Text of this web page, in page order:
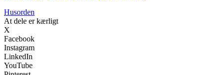
Husorden
At dele er kærligt
X
Facebook
Instagram
LinkedIn
YouTube